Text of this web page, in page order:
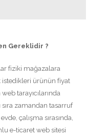
Gereklidir ?
fiziki mağazalara
istedikleri ürünün fiyat
tarayıcılarında
zamandan tasarruf
çalışma sırasında,
e-ticaret web sitesi